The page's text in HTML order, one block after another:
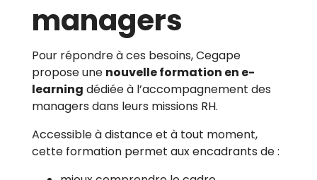
managers
Pour répondre à ces besoins, Cegape
propose une nouvelle formation en e-
learning dédiée à l’accompagnement des
managers dans leurs missions RH.
Accessible à distance et à tout moment,
cette formation permet aux encadrants de :